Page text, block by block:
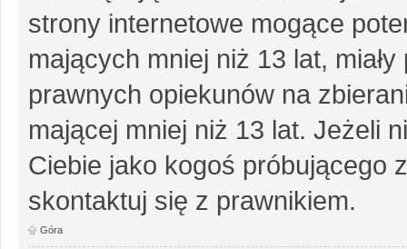
strony internetowe mogące
mających mniej niż 13 lat,
prawnych opiekunów na
mającej mniej niż 13 lat. Jeżeli
Ciebie jako kogoś próbującego
skontaktuj się z prawnikiem.
Góra